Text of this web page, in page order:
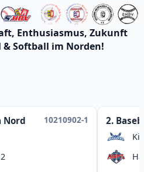
Enthusiasmus, Zukunft
& Softball im Norden!
Nord
10210902-1
2.